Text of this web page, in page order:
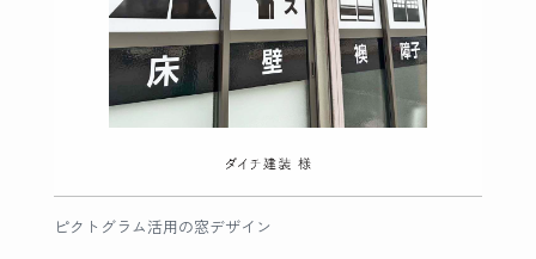
ピクトグラム活用の窓デザイン